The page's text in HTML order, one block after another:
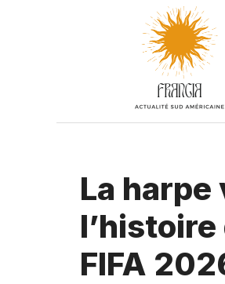
La
l’histoire
FIFA